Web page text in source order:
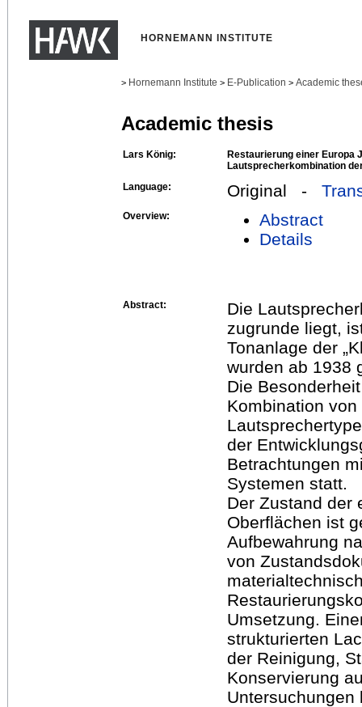
HORNEMANN INSTITUTE
> Hornemann Institute > E-Publication > Academic
Academic thesis
Lars König:
Restaurierung einer Europa
Lautsprecherkombination
Language:
Original -
Overview:
Abstract
Details
Abstract:
Die
zugrunde liegt,
Tonanlage der
wurden ab 1938
Die
Kombination
der
Betrachtungen
Systemen statt.
Der Zustand der
Oberflächen ist
Aufbewahrung
von
Umsetzung.
strukturierten
der Reinigung,
Konservierung
Untersuchungen